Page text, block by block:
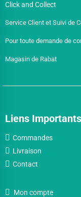
Click and Collect
Service Client et Suivi de
Pour toute demande de
Magasin de Rabat
Liens Importants
Commandes
Livraison
Contact
Mon compte